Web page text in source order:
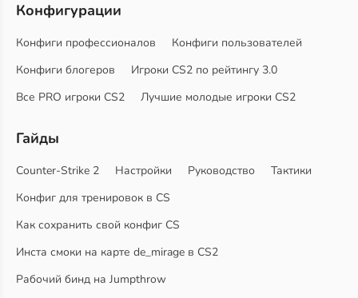
Конфигурации
Конфиги профессионалов
Конфиги пользователей
Конфиги блогеров
Игроки CS2 по рейтингу 3.0
Все PRO игроки CS2
Лучшие молодые игроки CS2
Гайды
Counter-Strike 2 Настройки Руководство
Тактики
Конфиг для тренировок в CS
Как сохранить свой конфиг CS
Инста смоки на карте de_mirage в CS2
Рабочий бинд на Jumpthrow